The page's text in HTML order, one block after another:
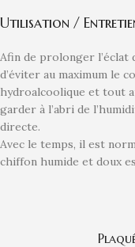
Utilisation /
Afin de prolonger l’éclat
d’éviter au maximum le
hydroalcoolique et tout
garder à l’abri de
directe.
Avec le temps, il est
chiffon humide et doux